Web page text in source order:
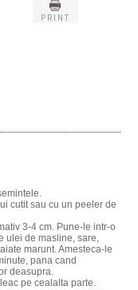
PRINT
cutit sau cu un peeler de
3-4 cm. Pune-le intr-o
ulei de masline, sare,
marunt. Amesteca-le
pana cand
deasupra.
pe cealalta parte.